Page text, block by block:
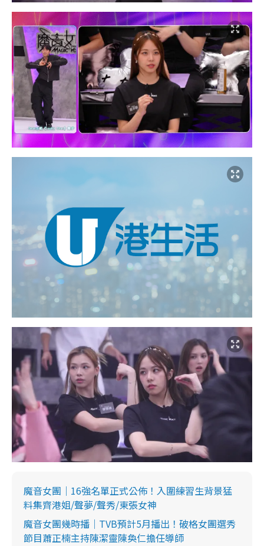
魔音女團｜16強名單正式公佈！入圍練習生背景猛
料集齊港姐/聲夢/聲秀/東張女神
魔音女團幾時播｜TVB預計5月播出！破格女團選秀
節目蕭正楠主持陳潔靈陳奐仁擔任導師